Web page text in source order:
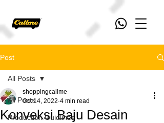
Post
All Posts
Production Guidlines
All Posts
Konveksi Baju Desain
shoppingcallme
Oct 14, 2022 4 min read